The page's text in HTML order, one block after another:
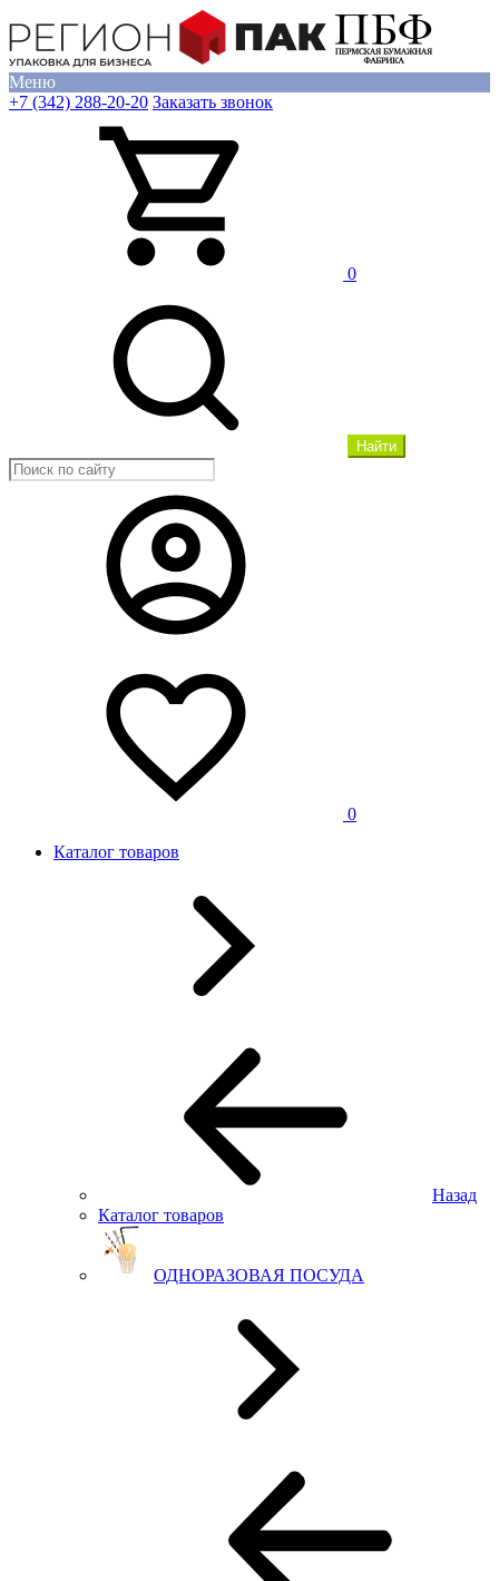
Меню
+7 (342) 288-20-20 Заказать звонок
0
Найти
0
Каталог товаров
Назад
Каталог товаров
ОДНОРАЗОВАЯ ПОСУДА